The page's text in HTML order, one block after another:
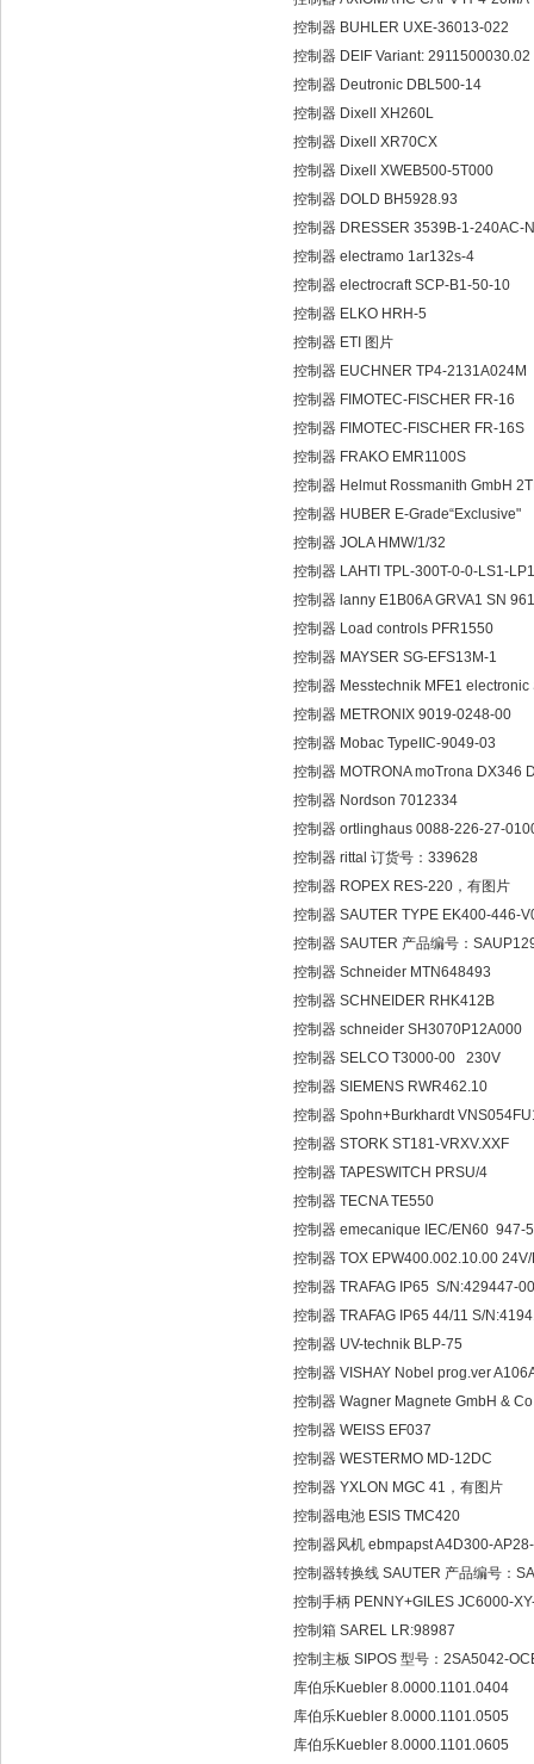
控制器 BUHLER UXE-36013-022
控制器 DEIF Variant:
控制器 Deutronic DBL500-14
控制器 Dixell XH260L
控制器 Dixell XR70CX
控制器 Dixell XWEB500-5T000
控制器 DOLD BH5928.93
控制器 DRESSER 3539B-1-240AC-
控制器 electramo 1ar132s-4
控制器 electrocraft SCP-B1-50-10
控制器 ELKO HRH-5
控制器 ETI 图片
控制器 EUCHNER TP4-2131A024M
控制器 FIMOTEC-FISCHER FR-16
控制器 FIMOTEC-FISCHER FR-16S
控制器 FRAKO EMR1100S
控制器 Helmut Rossmanith GmbH
控制器 HUBER E-Grade“Exclusive"
控制器 JOLA HMW/1/32
控制器 LAHTI TPL-300T-0-0-LS1-
控制器 lanny E1B06A GRVA1 SN
控制器 Load controls PFR1550
控制器 MAYSER SG-EFS13M-1
控制器 Messtechnik MFE1
控制器 METRONIX 9019-0248-00
控制器 Mobac TypeIIC-9049-03
控制器 MOTRONA moTrona DX346
控制器 Nordson 7012334
控制器 ortlinghaus 0088-226-27-
控制器 rittal 订货号：339628
控制器 ROPEX RES-220，有图片
控制器 SAUTER TYPE EK400-446-
控制器 SAUTER 产品编号：
控制器 Schneider MTN648493
控制器 SCHNEIDER RHK412B
控制器 schneider SH3070P12A000
控制器 SELCO T3000-00 230V
控制器 SIEMENS RWR462.10
控制器 Spohn+Burkhardt
控制器 STORK ST181-VRXV.XXF
控制器 TAPESWITCH PRSU/4
控制器 TECNA TE550
控制器 emecanique IEC/EN60 947-
控制器 TOX EPW400.002.10.00
控制器 TRAFAG IP65 S/N:429447-
控制器 TRAFAG IP65 44/11 S/
控制器 UV-technik BLP-75
控制器 VISHAY Nobel prog.ver
控制器 Wagner Magnete GmbH &
控制器 WEISS EF037
控制器 WESTERMO MD-12DC
控制器 YXLON MGC 41，有图片
控制器电池 ESIS TMC420
控制器风机 ebmpapst A4D300-
控制器转换线 SAUTER 产品编号：
控制手柄 PENNY+GILES JC6000-
控制箱 SAREL LR:98987
控制主板 SIPOS 型号：2SA5042-
库伯乐Kuebler 8.0000.1101.0404
库伯乐Kuebler 8.0000.1101.0505
库伯乐Kuebler 8.0000.1101.0605